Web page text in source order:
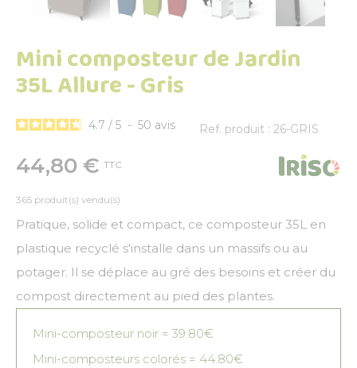
Mini composteur de Jardin
35L Allure - Gris
4.7 / 5 - 50 avis Ref. produit : 26-GRIS
44,80 € TTC
365 produit(s) vendu(s)
Pratique, solide et compact, ce composteur 35L en
plastique recyclé s'installe dans un massifs ou au
potager. Il se déplace au gré des besoins et créer du
compost directement au pied des plantes.
Mini-composteur noir = 39.80€
Mini-composteurs colorés = 44.80€